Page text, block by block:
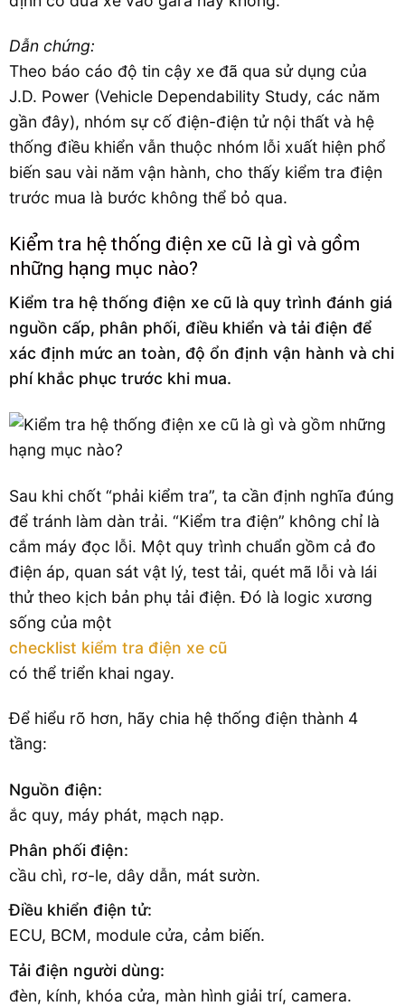
Dẫn chứng:
Theo báo cáo độ tin cậy xe đã qua sử dụng của
J.D. Power (Vehicle Dependability Study, các năm
gần đây), nhóm sự cố điện-điện tử nội thất và hệ
thống điều khiển vẫn thuộc nhóm lỗi xuất hiện phổ
biến sau vài năm vận hành, cho thấy kiểm tra điện
trước mua là bước không thể bỏ qua.
Kiểm tra hệ thống điện xe cũ là gì và gồm
những hạng mục nào?
Kiểm tra hệ thống điện xe cũ là quy trình đánh giá
nguồn cấp, phân phối, điều khiển và tải điện để
xác định mức an toàn, độ ổn định vận hành và chi
phí khắc phục trước khi mua.
Sau khi chốt “phải kiểm tra”, ta cần định nghĩa đúng
để tránh làm dàn trải. “Kiểm tra điện” không chỉ là
cắm máy đọc lỗi. Một quy trình chuẩn gồm cả đo
điện áp, quan sát vật lý, test tải, quét mã lỗi và lái
thử theo kịch bản phụ tải điện. Đó là logic xương
sống của một
checklist kiểm tra điện xe cũ
có thể triển khai ngay.
Để hiểu rõ hơn, hãy chia hệ thống điện thành 4
tầng:
Nguồn điện:
ắc quy, máy phát, mạch nạp.
Phân phối điện:
cầu chì, rơ-le, dây dẫn, mát sườn.
Điều khiển điện tử:
ECU, BCM, module cửa, cảm biến.
Tải điện người dùng:
đèn, kính, khóa cửa, màn hình giải trí, camera.